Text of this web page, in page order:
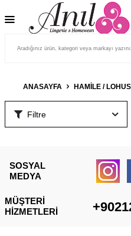
ANASAYFA HAMILE /
Filtre
SOSYAL
MEDYA
MÜŞTERI
HIZMETLERI